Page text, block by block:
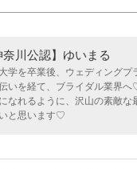
奈川公認】ゆいまる
学を卒業後、ウェディングプ
いを経て、ブライダル業界
なれるように、沢山の素敵な
と思います♡